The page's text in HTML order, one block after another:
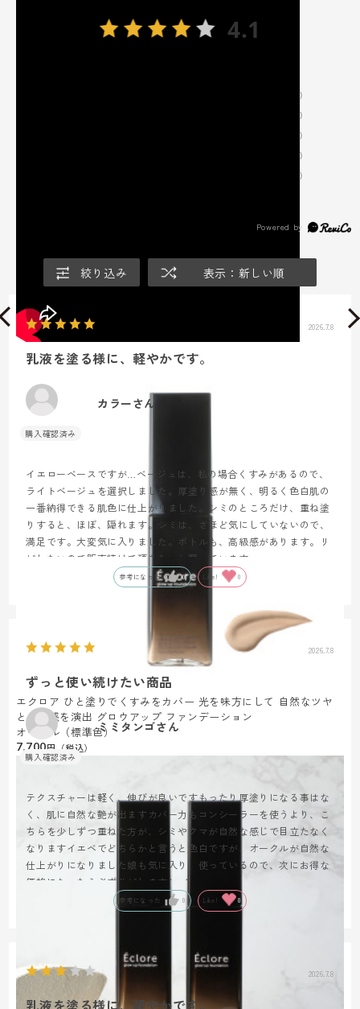
エクロア ひと塗りでくすみをカバー 光を味方にして 自然なツヤ
と立体感を演出 グロウアップ ファンデーション
オークル（標準色）
7,700
4.1
(9)
(5)
(3)
(2)
(0)
絞り込み 表示：新しい順
2026.7.8
乳液を塗る様に、軽やかです。
カラーさん
イエローベースですが…ベージュは、私の場合くすみがあるので、
ライトベージュを選択しました。厚塗り感が無く、明るく色白肌の
一番納得できる肌色に仕上がりました。シミのところだけ、重ね塗
りすると、ほぼ、隠れます。シミは、さほど気にしていないので、
満足です。大変気に入りました。ボトルも、高級感があります。リ
ピしたいので販売続けて頂きたいと願っています。
参考になった 0 Like! 0
2026.7.8
ずっと使い続けたい商品
ミミタンゴさん
テクスチャーは軽く、伸びが良いですもったり厚塗りになる事はな
く、肌に自然な艶が出ますカバー力もコンシーラーを使うより、こ
ちらを少しずつ重ねた方が、シミやクマが自然な感じで目立たなく
なりますイエベでどちらかと言うと色白ですが、オークルが自然な
仕上がりになりました娘も気に入り、使っているので、次にお得な
価格になったら必ずリピします^ - ^
参考になった 0 Like! 0
2026.7.8
乳液を塗る様に、軽やかです。